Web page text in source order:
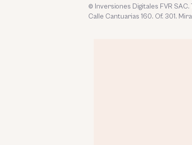
© Inversiones Digitales FVR
Calle Cantuarias 160. Of. 301.